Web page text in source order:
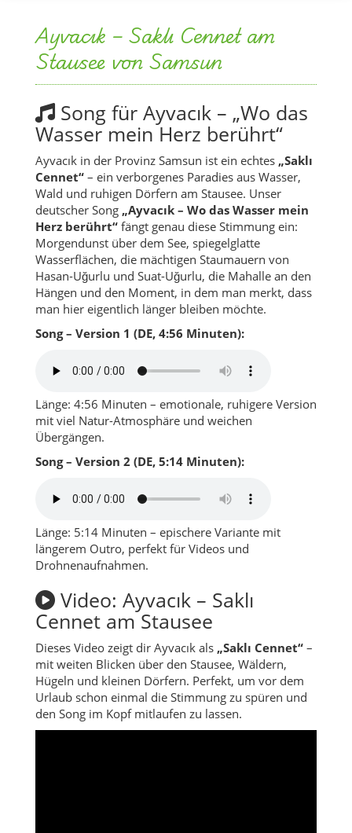
Ayvacık – Saklı Cennet am
Stausee von Samsun
Song für Ayvacık – „Wo das
Wasser mein Herz berührt“
Ayvacık in der Provinz Samsun ist ein echtes „Saklı
Cennet“ – ein verborgenes Paradies aus Wasser,
Wald und ruhigen Dörfern am Stausee. Unser
deutscher Song „Ayvacık – Wo das Wasser mein
Herz berührt“ fängt genau diese Stimmung ein:
Morgendunst über dem See, spiegelglatte
Wasserflächen, die mächtigen Staumauern von
Hasan-Uğurlu und Suat-Uğurlu, die Mahalle an den
Hängen und den Moment, in dem man merkt, dass
man hier eigentlich länger bleiben möchte.
Song – Version 1 (DE, 4:56 Minuten):
Länge: 4:56 Minuten – emotionale, ruhigere Version
mit viel Natur-Atmosphäre und weichen
Übergängen.
Song – Version 2 (DE, 5:14 Minuten):
Länge: 5:14 Minuten – epischere Variante mit
längerem Outro, perfekt für Videos und
Drohnenaufnahmen.
Video: Ayvacık – Saklı
Cennet am Stausee
Dieses Video zeigt dir Ayvacık als „Saklı Cennet“ –
mit weiten Blicken über den Stausee, Wäldern,
Hügeln und kleinen Dörfern. Perfekt, um vor dem
Urlaub schon einmal die Stimmung zu spüren und
den Song im Kopf mitlaufen zu lassen.